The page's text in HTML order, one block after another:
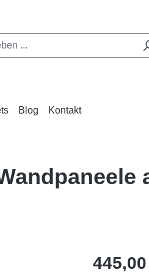
Blog Kontakt
Regulärer